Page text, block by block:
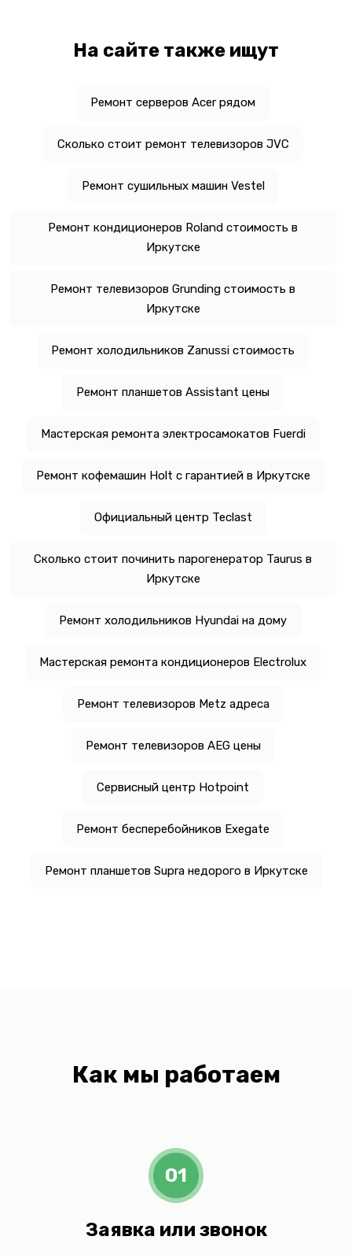
На сайте также ищут
Ремонт серверов Acer рядом
Сколько стоит ремонт телевизоров JVC
Ремонт сушильных машин Vestel
Ремонт кондиционеров Roland стоимость в
Иркутске
Ремонт телевизоров Grunding стоимость в
Иркутске
Ремонт холодильников Zanussi стоимость
Ремонт планшетов Assistant цены
Мастерская ремонта электросамокатов Fuerdi
Ремонт кофемашин Holt с гарантией в Иркутске
Официальный центр Teclast
Сколько стоит починить парогенератор Taurus в
Иркутске
Ремонт холодильников Hyundai на дому
Мастерская ремонта кондиционеров Electrolux
Ремонт телевизоров Metz адреса
Ремонт телевизоров AEG цены
Сервисный центр Hotpoint
Ремонт бесперебойников Exegate
Ремонт планшетов Supra недорого в Иркутске
Как мы работаем
01
Заявка или звонок